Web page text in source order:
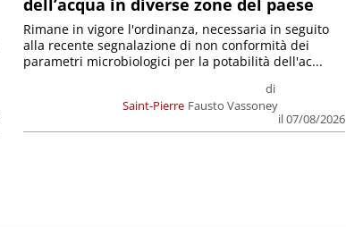
dell’acqua in diverse zone del paese
Saint-Pierre
di
Fausto Vassoney
il 07/08/2026
Rimane in vigore l'ordinanza, necessaria in seguito
alla recente segnalazione di non conformità dei
parametri microbiologici per la potabilità dell'ac...